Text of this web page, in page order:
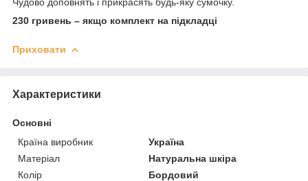
230 гривень – якщо комплект на підкладці
Приховати
Характеристики
Основні
Країна виробник
Україна
Матеріал
Натуральна шкіра
Колір
Бордовий